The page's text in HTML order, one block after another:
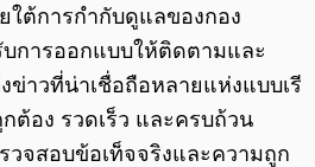
ใต้การกำกับดูแลของกอง
การออกแบบให้ติดตามและ
าวที่น่าเชื่อถือหลายแห่งแบบเรี
ต้อง รวดเร็ว และครบถ้วน
วจสอบข้อเท็จจริงและความถูก